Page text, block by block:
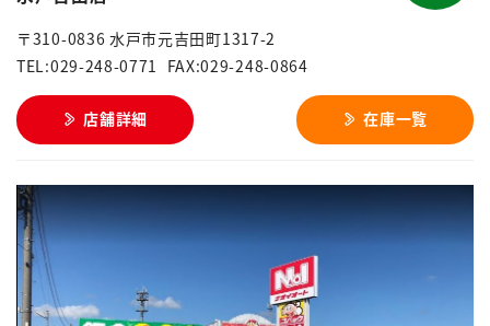
〒310-0836 水戸市元吉田町1317-2
TEL:029-248-0771
FAX:029-248-0864
店舗詳細 在庫一覧